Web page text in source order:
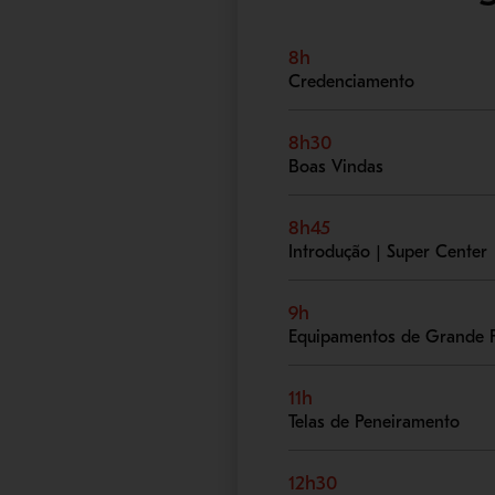
8h
Credenciamento
8h30
Boas Vindas
8h45
Introdução | Super Center
9h
Equipamentos de Grande
11h
Telas de Peneiramento
12h30